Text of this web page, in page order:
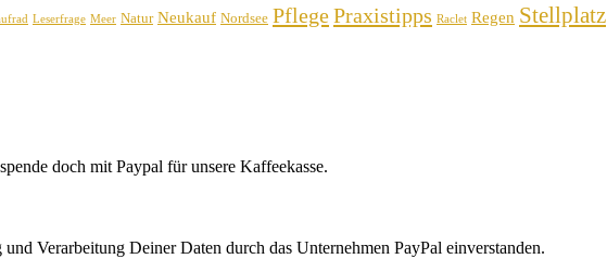
Leserfrage Meer Natur Neukauf Nordsee PflegePraxistipps Raclet Regen Stellplatz
doch mit Paypal für unsere Kaffeekasse.
Verarbeitung Deiner Daten durch das Unternehmen PayPal einverstanden.